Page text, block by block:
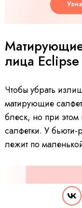
лица Eclipse
Чтобы убрать
матирующие
блеск, но при
салфетки. У
лежит по